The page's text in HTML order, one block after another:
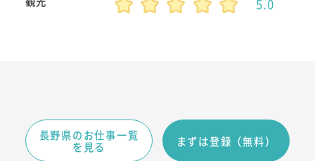
5.0
長野県のお仕事一覧
を見る
まずは登録（無料）